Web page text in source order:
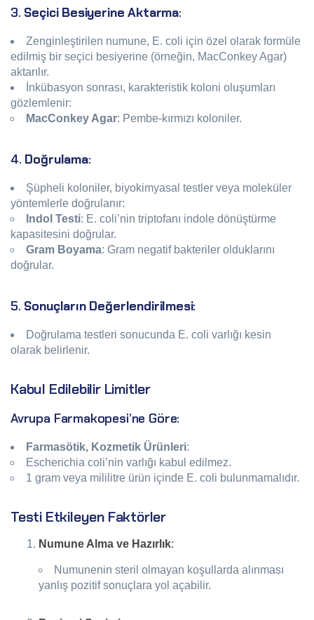
3. Seçici Besiyerine Aktarma:
Zenginleştirilen numune, E. coli için özel olarak formüle
edilmiş bir seçici besiyerine (örneğin, MacConkey Agar)
aktarılır.
İnkübasyon sonrası, karakteristik koloni oluşumları
gözlemlenir:
MacConkey Agar: Pembe-kırmızı koloniler.
4. Doğrulama:
Şüpheli koloniler, biyokimyasal testler veya moleküler
yöntemlerle doğrulanır:
Indol Testi: E. coli’nin triptofanı indole dönüştürme
kapasitesini doğrular.
Gram Boyama: Gram negatif bakteriler olduklarını
doğrular.
5. Sonuçların Değerlendirilmesi:
Doğrulama testleri sonucunda E. coli varlığı kesin
olarak belirlenir.
Kabul Edilebilir Limitler
Avrupa Farmakopesi’ne Göre:
Farmasötik, Kozmetik Ürünleri:
Escherichia coli’nin varlığı kabul edilmez.
1 gram veya mililitre ürün içinde E. coli bulunmamalıdır.
Testi Etkileyen Faktörler
Numune Alma ve Hazırlık:
Numunenin steril olmayan koşullarda alınması
yanlış pozitif sonuçlara yol açabilir.